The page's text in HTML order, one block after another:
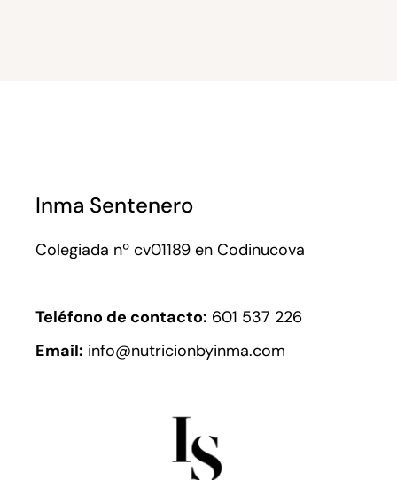
Inma Sentenero
Colegiada nº cv01189 en Codinucova
Teléfono de contacto: 601 537 226
Email: info@nutricionbyinma.com